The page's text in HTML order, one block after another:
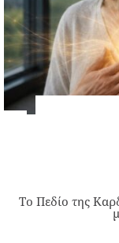
Το Πεδίο της